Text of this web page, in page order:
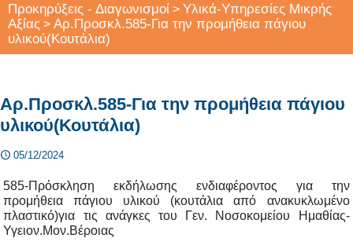
Προκηρύξεις - Διαγωνισμοί > Υλικά-Υπηρεσίες Μικρής
Αξίας > Αρ.Προσκλ.585-Για την προμήθεια πάγιου
υλικού(Κουτάλια)
Αρ.Προσκλ.585-Για την προμήθεια πάγιου
υλικού(Κουτάλια)
05/12/2024
585-Πρόσκληση εκδήλωσης ενδιαφέροντος για την
προμήθεια πάγιου υλικού (κουτάλια από ανακυκλωμένο
πλαστικό)για τις ανάγκες του Γεν. Νοσοκομείου Ημαθίας-
Υγειον.Μον.Βέροιας